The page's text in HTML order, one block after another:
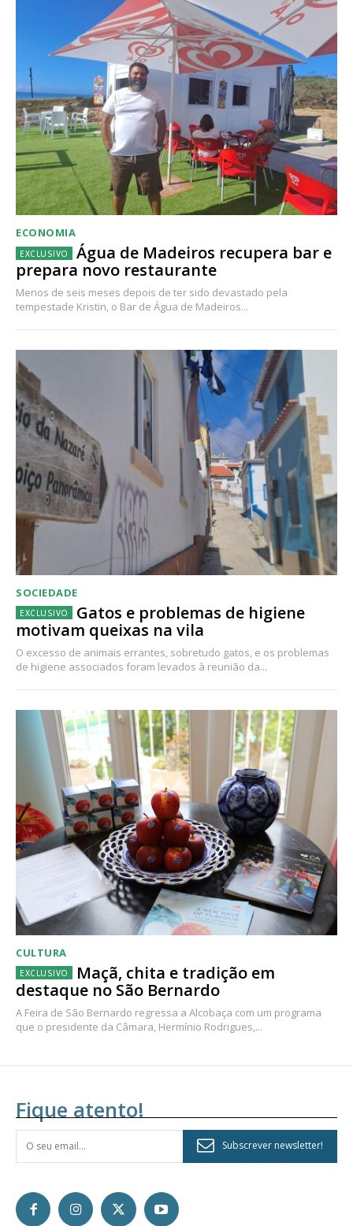
ECONOMIA
Água de Madeiros recupera bar e
prepara novo restaurante
Menos de seis meses depois de ter sido devastado pela
tempestade Kristin, o Bar de Água de Madeiros...
SOCIEDADE
Gatos e problemas de higiene
motivam queixas na vila
O excesso de animais errantes, sobretudo gatos, e os problemas
de higiene associados foram levados à reunião da...
CULTURA
Maçã, chita e tradição em
destaque no São Bernardo
A Feira de São Bernardo regressa a Alcobaça com um programa
que o presidente da Câmara, Hermínio Rodrigues,...
Fique atento!
Subscrever newsletter!